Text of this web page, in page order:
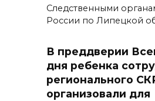
Следственными
России по Липецкой
В преддверии
дня ребенка
регионального
организовали для